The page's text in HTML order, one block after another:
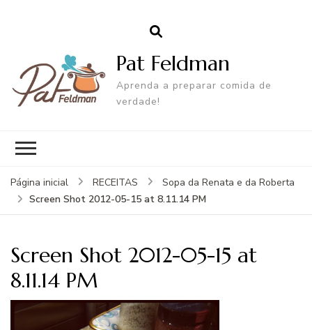
Pat Feldman
Aprenda a preparar comida de
verdade!
Página inicial RECEITAS
Sopa da Renata e da Roberta
Screen Shot 2012-05-15 at 8.11.14 PM
Screen Shot 2012-05-15 at
8.11.14 PM